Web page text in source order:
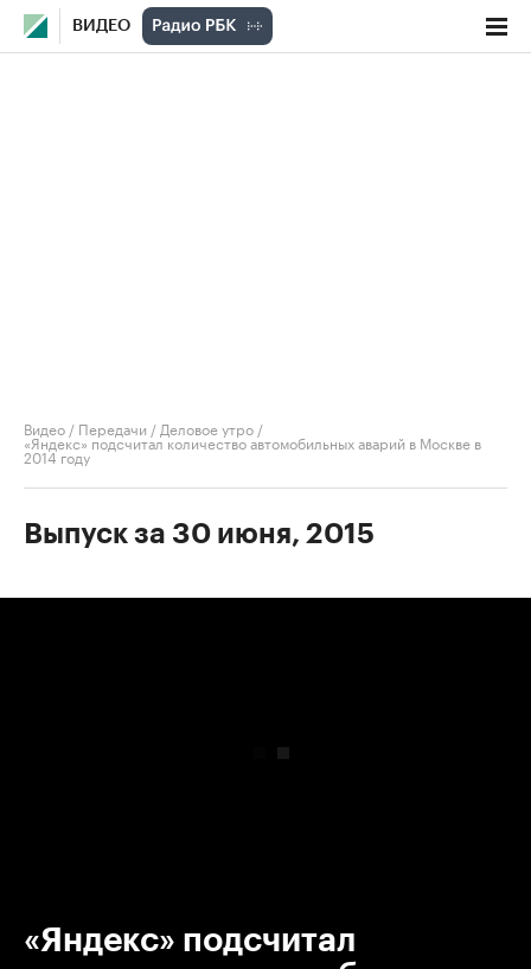
ВИДЕО
Видео / Передачи / Деловое утро /
«Яндекс» подсчитал количество автомобильных аварий в Москве в
2014 году
Выпуск за 30 июня, 2015
«Яндекс» подсчитал